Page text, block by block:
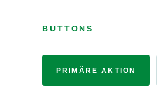
BUTTONS
PRIMÄRE AKTION